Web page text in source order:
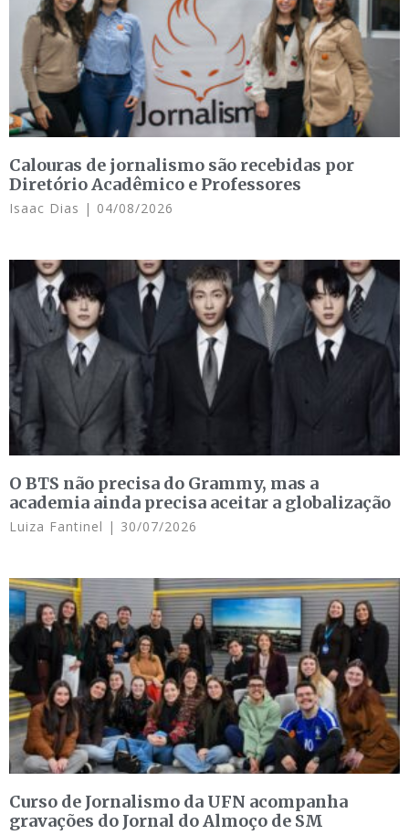
Calouras de jornalismo são recebidas por
Diretório Acadêmico e Professores
Isaac Dias 04/08/2026
O BTS não precisa do Grammy, mas a
academia ainda precisa aceitar a globalização
Luiza Fantinel 30/07/2026
Curso de Jornalismo da UFN acompanha
gravações do Jornal do Almoço de SM